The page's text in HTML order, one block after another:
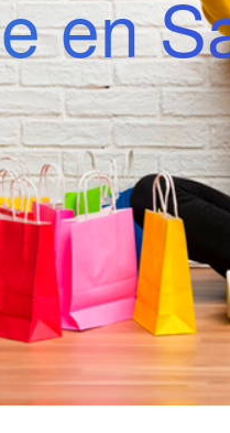
en